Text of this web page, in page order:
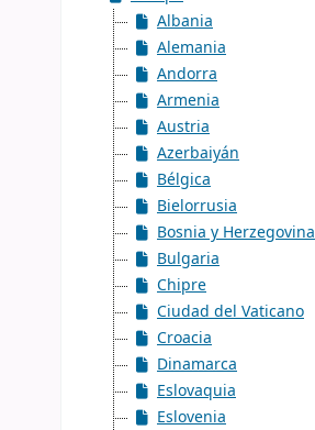
Albania
Alemania
Andorra
Armenia
Austria
Azerbaiyán
Bélgica
Bielorrusia
Bosnia y Herzegovina
Bulgaria
Chipre
Ciudad del Vaticano
Croacia
Dinamarca
Eslovaquia
Eslovenia